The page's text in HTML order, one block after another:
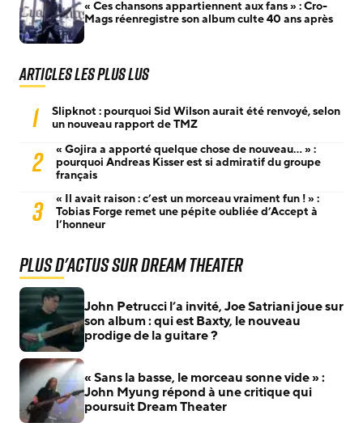
« Ces chansons appartiennent aux fans » : Cro-
Mags réenregistre son album culte 40 ans après
Articles les plus lus
1
Slipknot : pourquoi Sid Wilson aurait été renvoyé, selon
un nouveau rapport de TMZ
2
« Gojira a apporté quelque chose de nouveau… » :
pourquoi Andreas Kisser est si admiratif du groupe
français
3
« Il avait raison : c’est un morceau vraiment fun ! » :
Tobias Forge remet une pépite oubliée d’Accept à
l’honneur
Plus d'actus sur Dream Theater
John Petrucci l’a invité, Joe Satriani joue sur
son album : qui est Baxty, le nouveau
prodige de la guitare ?
« Sans la basse, le morceau sonne vide » :
John Myung répond à une critique qui
poursuit Dream Theater